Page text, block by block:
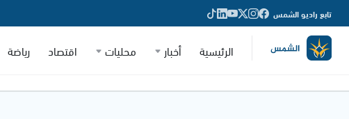
تابع راديو الشمس
الرئيسية أخبار محليات اقتصاد رياضة